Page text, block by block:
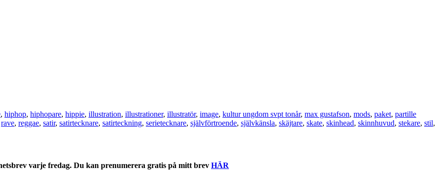
, hiphop, hiphopare, hippie, illustration, illustrationer, illustratör, image, kultur ungdom svpt tonår, max gustafson, mods, paket, partille
rave, reggae, satir, satirtecknare, satirteckning, serietecknare, självförtroende, självkänsla, skäjtare, skate, skinhead, skinnhuvud, stekare, stil,
varje fredag. Du kan prenumerera gratis på mitt brev HÄR